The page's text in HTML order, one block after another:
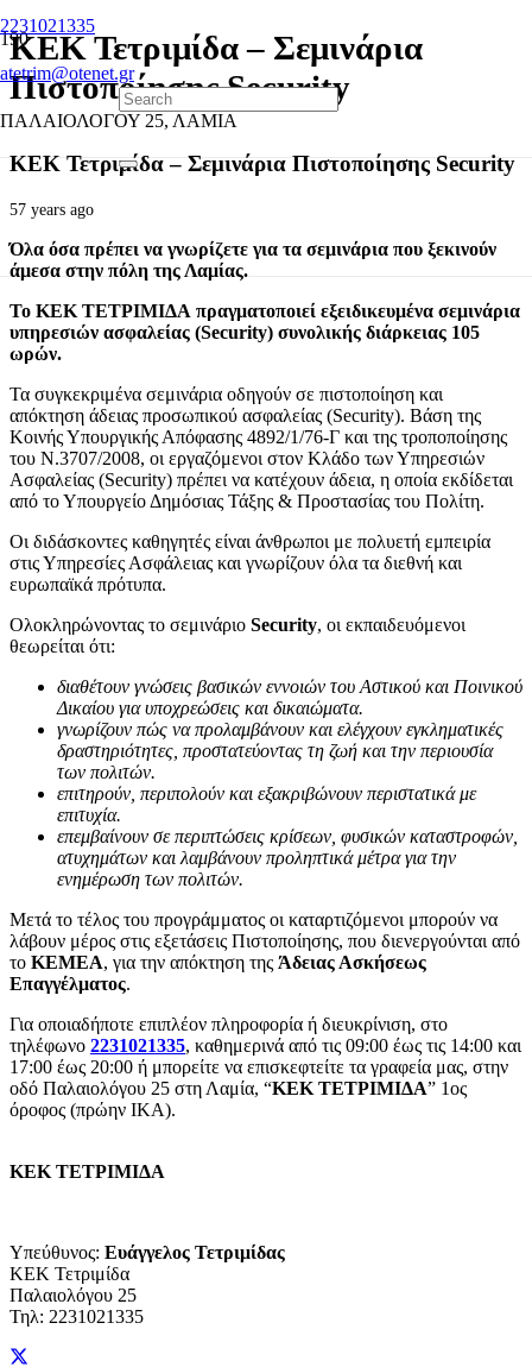
2231021335
atetrim@otenet.gr
ΠΑΛΑΙΟΛΟΓΟΥ 25, ΛΑΜΙΑ
ΚΕΚ Τετριμίδα – Σεμινάρια
Πιστοποίησης Security
ΚΕΚ Τετριμίδα – Σεμινάρια Πιστοποίησης Security
57 years ago
Όλα όσα πρέπει να γνωρίζετε για τα σεμινάρια που ξεκινούν
άμεσα στην πόλη της Λαμίας.
Το ΚΕΚ ΤΕΤΡΙΜΙΔΑ πραγματοποιεί εξειδικευμένα σεμινάρια
υπηρεσιών ασφαλείας (Security) συνολικής διάρκειας 105
ωρών.
Τα συγκεκριμένα σεμινάρια οδηγούν σε πιστοποίηση και
απόκτηση άδειας προσωπικού ασφαλείας (Security). Βάση της
Κοινής Υπουργικής Απόφασης 4892/1/76-Γ και της τροποποίησης
του Ν.3707/2008, οι εργαζόμενοι στον Κλάδο των Υπηρεσιών
Ασφαλείας (Security) πρέπει να κατέχουν άδεια, η οποία εκδίδεται
από το Υπουργείο Δημόσιας Τάξης & Προστασίας του Πολίτη.
Οι διδάσκοντες καθηγητές είναι άνθρωποι με πολυετή εμπειρία
στις Υπηρεσίες Ασφάλειας και γνωρίζουν όλα τα διεθνή και
ευρωπαϊκά πρότυπα.
Ολοκληρώνοντας το σεμινάριο Security, οι εκπαιδευόμενοι
θεωρείται ότι:
διαθέτουν γνώσεις βασικών εννοιών του Αστικού και Ποινικού
Δικαίου για υποχρεώσεις και δικαιώματα.
γνωρίζουν πώς να προλαμβάνουν και ελέγχουν εγκληματικές
δραστηριότητες, προστατεύοντας τη ζωή και την περιουσία
των πολιτών.
επιτηρούν, περιπολούν και εξακριβώνουν περιστατικά με
επιτυχία.
επεμβαίνουν σε περιπτώσεις κρίσεων, φυσικών καταστροφών,
ατυχημάτων και λαμβάνουν προληπτικά μέτρα για την
ενημέρωση των πολιτών.
Μετά το τέλος του προγράμματος οι καταρτιζόμενοι μπορούν να
λάβουν μέρος στις εξετάσεις Πιστοποίησης, που διενεργούνται από
το ΚΕΜΕΑ, για την απόκτηση της Άδειας Ασκήσεως
Επαγγέλματος.
Για οποιαδήποτε επιπλέον πληροφορία ή διευκρίνιση, στο
τηλέφωνο 2231021335, καθημερινά από τις 09:00 έως τις 14:00 και
17:00 έως 20:00 ή μπορείτε να επισκεφτείτε τα γραφεία μας, στην
οδό Παλαιολόγου 25 στη Λαμία, “ΚΕΚ ΤΕΤΡΙΜΙΔΑ” 1ος
όροφος (πρώην ΙΚΑ).
ΚΕΚ ΤΕΤΡΙΜΙΔΑ
Υπεύθυνος: Ευάγγελος Τετριμίδας
ΚΕΚ Τετριμίδα
Παλαιολόγου 25
Τηλ: 2231021335